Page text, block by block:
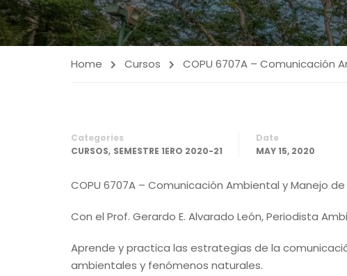
Home Cursos COPU 6707A – Comunicación
Categories
CURSOS, SEMESTRE 1ERO 2020-21
Date
MAY 15, 2020
COPU 6707A – Comunicación Ambiental y Manejo de
Con el Prof. Gerardo E. Alvarado León, Periodista
Aprende y practica las estrategias de la
ambientales y fenómenos naturales.